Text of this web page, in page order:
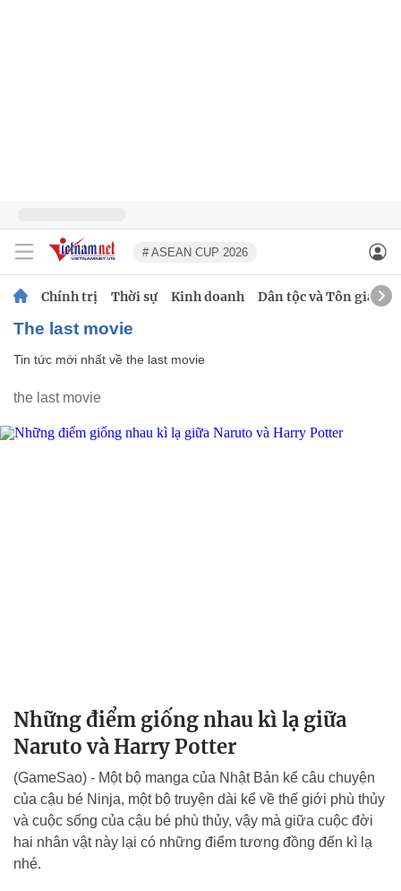
# ASEAN CUP 2026
Chính trị Thời sự Kinh doanh Dân tộc và Tôn giáo
the last movie
Tin tức mới nhất về the last movie
the last movie
Những điểm giống nhau kì lạ giữa
Naruto và Harry Potter
(GameSao) - Một bộ manga của Nhật Bản kể câu chuyện
của cậu bé Ninja, một bộ truyện dài kể về thế giới phù thủy
và cuộc sống của cậu bé phù thủy, vậy mà giữa cuộc đời
hai nhân vật này lại có những điểm tương đồng đến kì lạ
nhé.